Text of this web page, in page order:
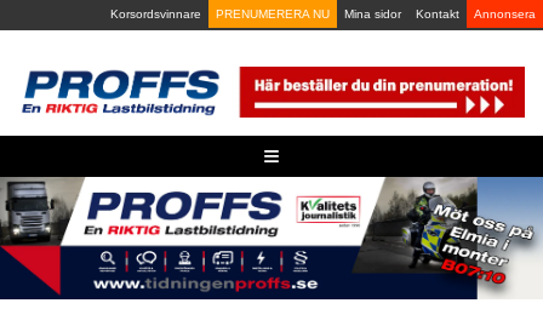
to
Korsordsvinnare PRENUMERERA NU Mina sidor Kontakt Annonsera
≡